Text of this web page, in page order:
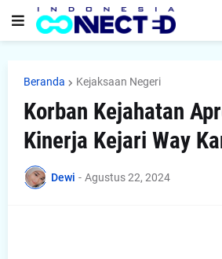
Beranda Kejaksaan Negeri
Korban Kejahatan
Kinerja Kejari Way
Dewi - Agustus 22, 2024